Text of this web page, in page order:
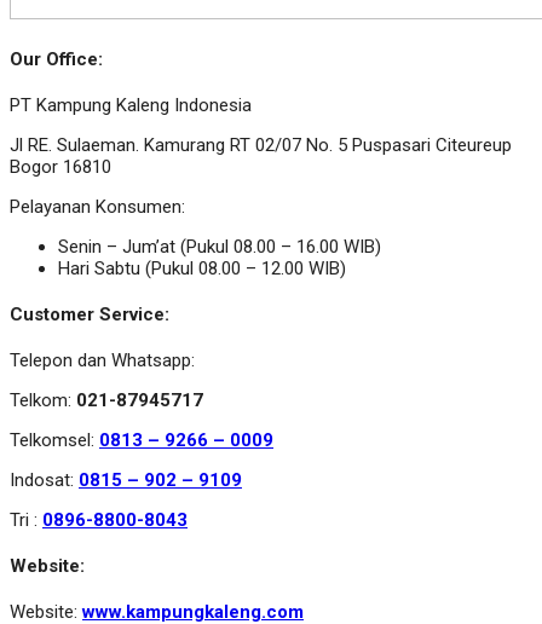
Our Office:
PT Kampung Kaleng Indonesia
Jl RE. Sulaeman. Kamurang RT 02/07 No. 5 Puspasari Citeureup
Bogor 16810
Pelayanan Konsumen:
Senin – Jum’at (Pukul 08.00 – 16.00 WIB)
Hari Sabtu (Pukul 08.00 – 12.00 WIB)
Customer Service:
Telepon dan Whatsapp:
Telkom: 021-87945717
Telkomsel: 0813 – 9266 – 0009
Indosat: 0815 – 902 – 9109
Tri : 0896-8800-8043
Website:
Website:www.kampungkaleng.com